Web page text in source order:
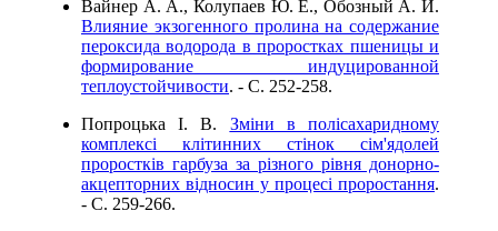
Вайнер А. А., Колупаев Ю. Е., Обозный А. И.
Влияние экзогенного пролина на содержание
пероксида водорода в проростках пшеницы и
формирование индуцированной
теплоустойчивости. - C. 252-258.
Попроцька І. В. Зміни в полісахаридному
комплексі клітинних стінок сім'ядолей
проростків гарбуза за різного рівня донорно-
акцепторних відносин у процесі проростання.
- C. 259-266.